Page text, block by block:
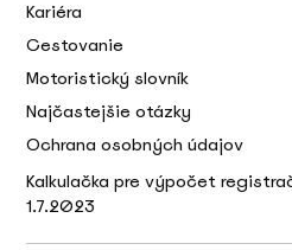
Kariéra
Cestovanie
Motoristický slovník
Najčastejšie otázky
Ochrana osobných údajov
Kalkulačka pre výpočet
1.7.2023